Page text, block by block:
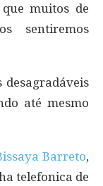
muitos de
sentiremos
até mesmo
Barreto,
telefonica de